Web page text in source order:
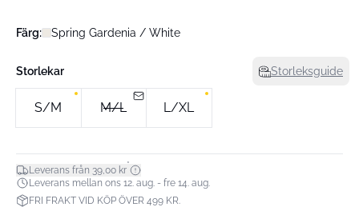
Färg: Spring Gardenia / White
Storlekar Storleksguide
S/M M/L L/XL
Leverans från 39,00 kr*
Leverans mellan ons 12. aug. - fre 14. aug.
FRI FRAKT VID KÖP ÖVER 499 KR.